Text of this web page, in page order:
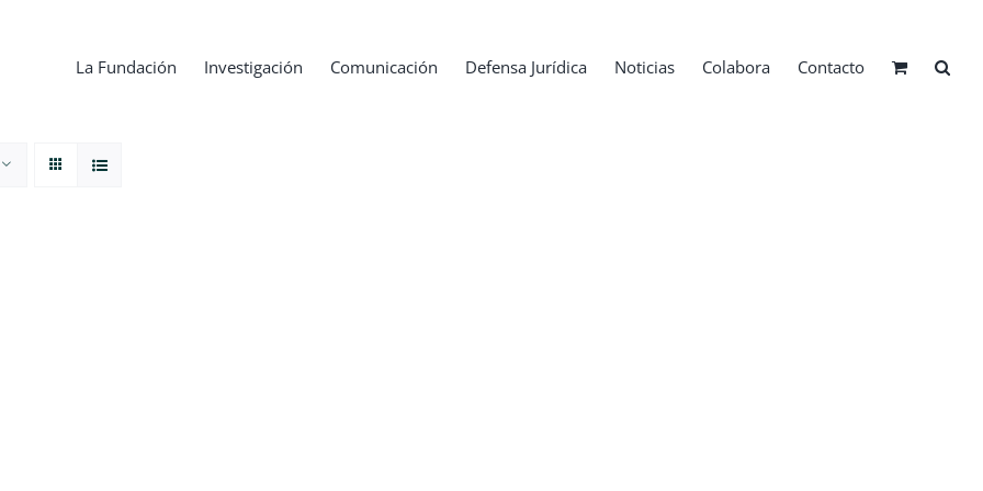
La Fundación Investigación Comunicación Defensa Jurídica Noticias Colabora Contacto